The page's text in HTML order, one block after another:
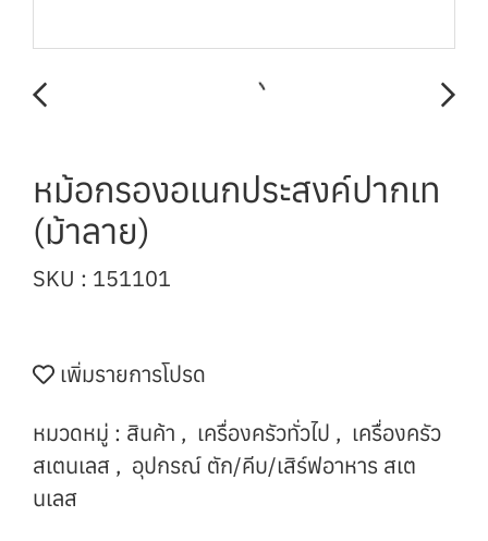
หม้อกรองอเนกประสงค์ปากเท
(ม้าลาย)
SKU : 151101
เพิ่มรายการโปรด
หมวดหมู่ : สินค้า , เครื่องครัวทั่วไป , เครื่องครัว
สเตนเลส , อุปกรณ์ ตัก/คีบ/เสิร์ฟอาหาร สเต
นเลส